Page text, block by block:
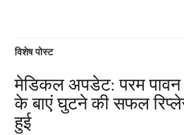
विशेष पोस्ट
मेडिकल अपडेट: परम पावन
के बाएं घुटने की सफल
हुई